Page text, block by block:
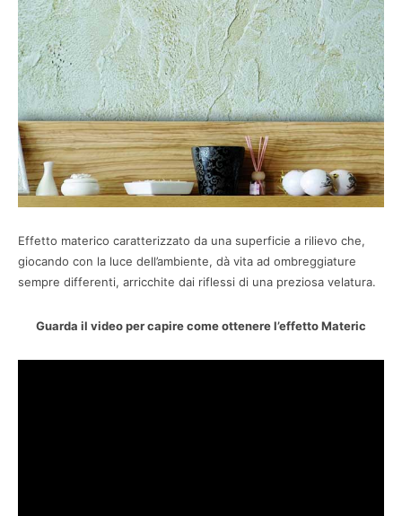
Effetto materico caratterizzato da una superficie a rilievo che,
giocando con la luce dell’ambiente, dà vita ad ombreggiature
sempre differenti, arricchite dai riflessi di una preziosa velatura.
Guarda il video per capire come ottenere l’effetto Materic